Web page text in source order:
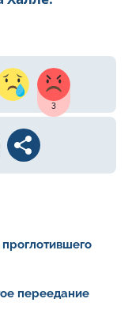
3
переедание